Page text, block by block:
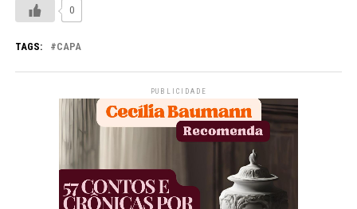
0
TAGS: CAPA
PUBLICIDADE